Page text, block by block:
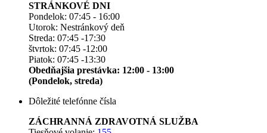
STRÁNKOVÉ DNI
Pondelok: 07:45 - 16:00
Utorok: Nestránkový deň
Streda: 07:45 -17:30
štvrtok: 07:45 -12:00
Piatok: 07:45 -13:30
Obedňajšia prestávka: 12:00 - 13:00
(Pondelok, streda)
Dôležité telefónne čísla
ZÁCHRANNÁ ZDRAVOTNÁ SLUŽBA